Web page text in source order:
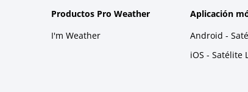
Productos Pro Weather
I'm Weather
Aplicación
Android -
iOS - Satélite